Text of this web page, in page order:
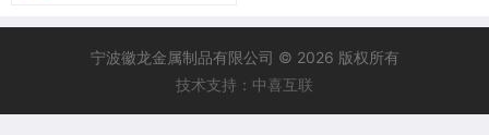
宁波徽龙金属制品有限公司 © 2026 版权所有
技术支持：中喜互联